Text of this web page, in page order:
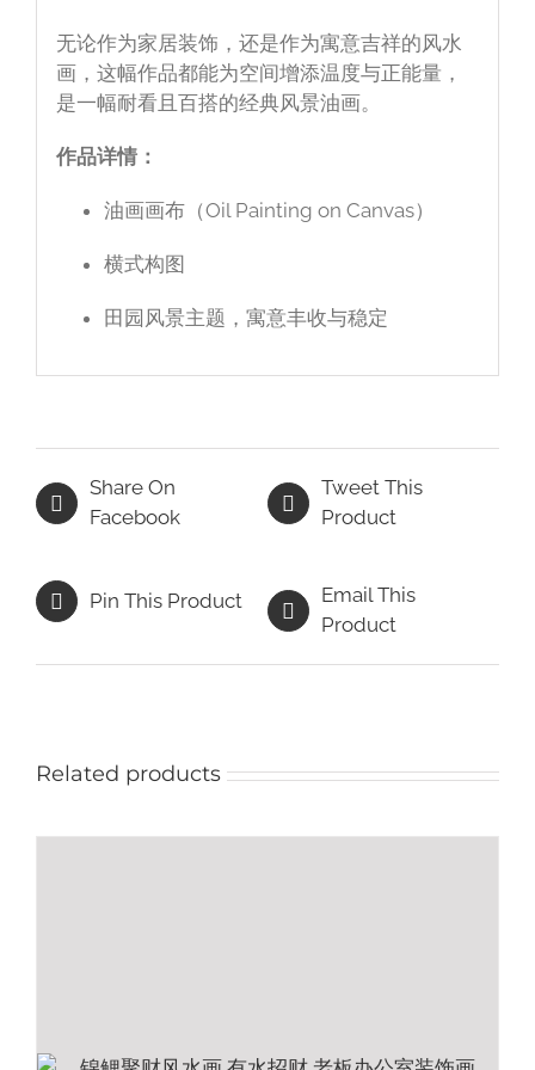
无论作为家居装饰，还是作为寓意吉祥的风水
画，这幅作品都能为空间增添温度与正能量，
是一幅耐看且百搭的经典风景油画。
作品详情：
油画画布（Oil Painting on Canvas）
横式构图
田园风景主题，寓意丰收与稳定
Share On
Facebook
Tweet This
Product
Pin This Product
Email This
Product
Related products